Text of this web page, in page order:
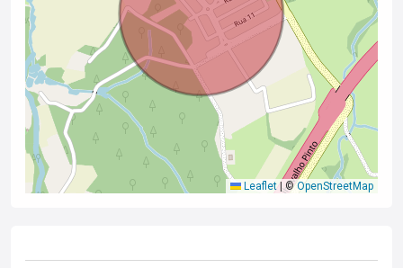
Leaflet ©OpenStreetMap